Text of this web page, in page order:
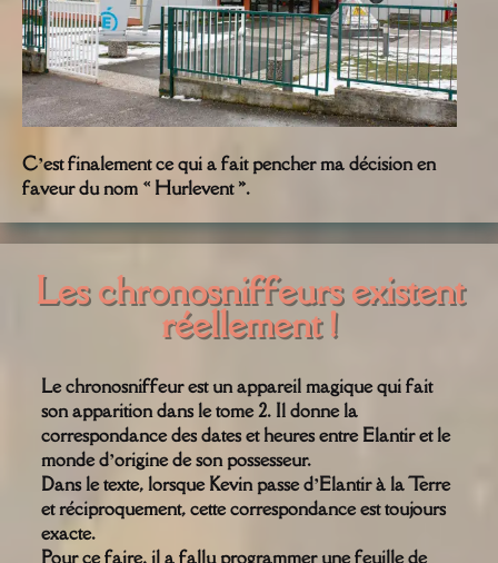
C’est finalement ce qui a fait pencher ma décision en
faveur du nom « Hurlevent ».
Les chronosniffeurs existent
réellement !
Le chronosniffeur est un appareil magique qui fait
son apparition dans le tome 2. Il donne la
correspondance des dates et heures entre Elantir et le
monde d’origine de son possesseur.
Dans le texte, lorsque Kevin passe d’Elantir à la Terre
et réciproquement, cette correspondance est toujours
exacte.
Pour ce faire, il a fallu programmer une feuille de